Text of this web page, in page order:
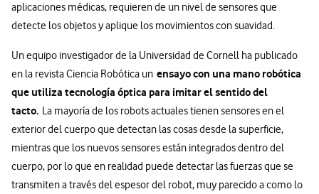
aplicaciones médicas, requieren de un nivel de sensores que
detecte los objetos y aplique los movimientos con suavidad.
Un equipo investigador de la Universidad de Cornell ha publicado
en la revista Ciencia Robótica un ensayo con una mano robótica
que utiliza tecnología óptica para imitar el sentido del
tacto. La mayoría de los robots actuales tienen sensores en el
exterior del cuerpo que detectan las cosas desde la superficie,
mientras que los nuevos sensores están integrados dentro del
cuerpo, por lo que en realidad puede detectar las fuerzas que se
transmiten a través del espesor del robot, muy parecido a como lo